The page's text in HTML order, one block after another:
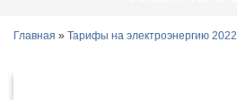
Главная » Тарифы на электроэнергию